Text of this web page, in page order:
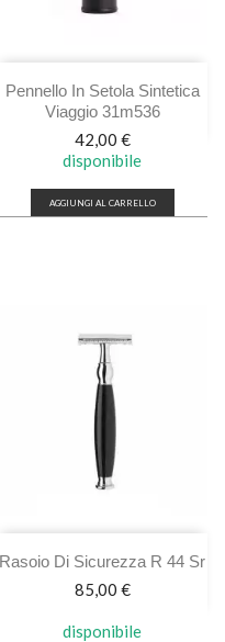
Pennello In Setola Sintetica
Viaggio 31m536
Prezzo
42,00 €
disponibile
AGGIUNGI AL CARRELLO
Rasoio Di Sicurezza R 44 Sr
Prezzo
85,00 €
disponibile